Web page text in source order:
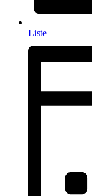
Liste